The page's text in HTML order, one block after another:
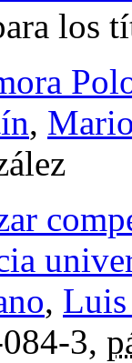
los
,
,
3,